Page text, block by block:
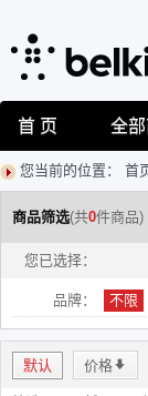
首 页 全
您当前的位置： 首
商品筛选(共0件商品)
您已选择：
品牌： 不限
默认 价格*